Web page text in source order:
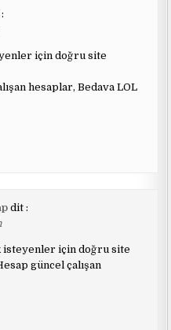
için doğru site
hesaplar, Bedava LOL
dit :
isteyenler için doğru site
güncel çalışan